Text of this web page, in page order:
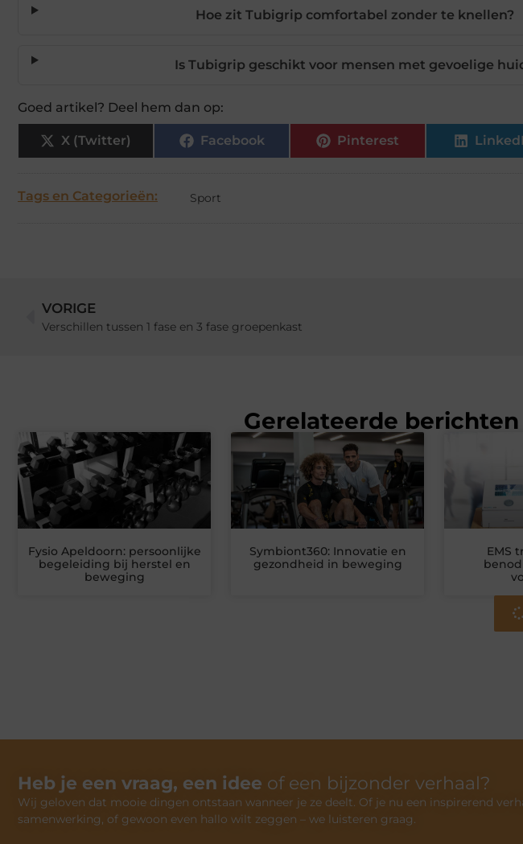
Hoe zit Tubigrip comfortabel zonder te knellen?
Is Tubigrip geschikt voor mensen met gevoelige
Goed artikel? Deel hem dan op:
X (Twitter) Facebook Pinterest
Tags en Categorieën: Sport
VORIGE
Verschillen tussen 1 fase en 3 fase groepenkast
Gerelateerde berichten
Fysio Apeldoorn: persoonlijke
begeleiding bij herstel en
beweging
Symbiont360: Innovatie en
gezondheid in beweging
EMS
Heb je een vraag, een idee of een bijzonder verhaal?
Wij geloven dat mooie dingen ontstaan wanneer je ze deelt. Of je nu een inspirerend
samenwerking, of gewoon even hallo wilt zeggen – we luisteren graag.